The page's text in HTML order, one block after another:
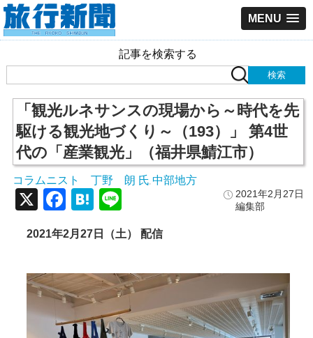
MENU
記事を検索する
「観光ルネサンスの現場から～時代を先
駆ける観光地づくり～（193）」 第4世
代の「産業観光」（福井県鯖江市）
コラムニスト 丁野 朗 氏 中部地方
2021年2月27日
編集部
X Facebook
Hatena
2021年2月27日（土） 配信